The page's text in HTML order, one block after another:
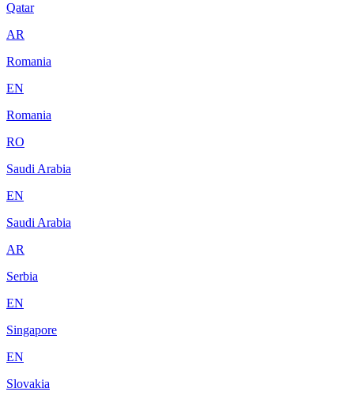
Qatar
AR
Romania
EN
Romania
RO
Saudi Arabia
EN
Saudi Arabia
AR
Serbia
EN
Singapore
EN
Slovakia